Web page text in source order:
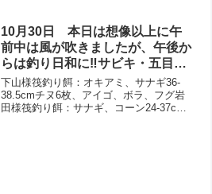
組‼︎アジ・サバ・フグは多かった
ようですが、全体的な活性は低め
でした。
10月30日 本日は想像以上に午
前中は風が吹きましたが、午後か
らは釣り日和に‼︎サビキ・五目釣
りのお客様を中心にお越し頂き、
アジ・サバは変わらず好調維持‼︎
チヌは午後から伸びる形で良型多
下山様筏釣り餌：オキアミ、サナギ36-
38.5cmチヌ6枚、アイゴ、ボラ、フグ岩
田様筏釣り餌：サナギ、コーン24-37cm